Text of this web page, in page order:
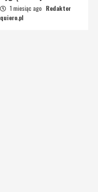
1 miesiąc ago Redaktor
quiero.pl